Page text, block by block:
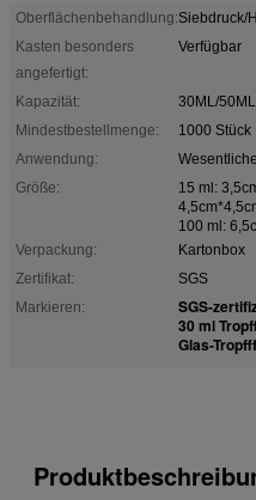
Oberflächenbehandlung:Siebdruck/
Kasten besonders
angefertigt:
Verfügbar
Kapazität:
30ML/
Mindestbestellmenge:
1000 Stück
Anwendung:
Größe:
15 ml:
100 ml:
Verpackung:
Kartonbox
Zertifikat:
SGS
Markieren:
SGS-
30 ml
Glas-